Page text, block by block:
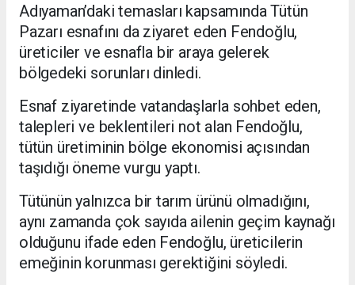
Adıyaman’daki temasları kapsamında Tütün
Pazarı esnafını da ziyaret eden Fendoğlu,
üreticiler ve esnafla bir araya gelerek
bölgedeki sorunları dinledi.
Esnaf ziyaretinde vatandaşlarla sohbet eden,
talepleri ve beklentileri not alan Fendoğlu,
tütün üretiminin bölge ekonomisi açısından
taşıdığı öneme vurgu yaptı.
Tütünün yalnızca bir tarım ürünü olmadığını,
aynı zamanda çok sayıda ailenin geçim kaynağı
olduğunu ifade eden Fendoğlu, üreticilerin
emeğinin korunması gerektiğini söyledi.